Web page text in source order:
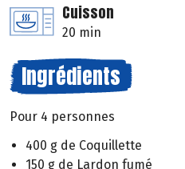
Cuisson
20 min
Ingrédients
Pour 4 personnes
400 g de Coquillette
150 g de Lardon fumé